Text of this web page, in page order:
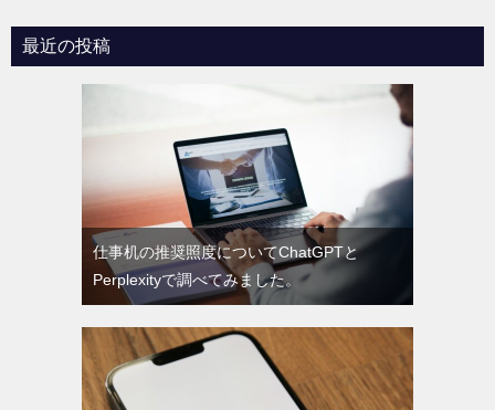
ョ
ン
最近の投稿
仕事机の推奨照度についてChatGPTと
Perplexityで調べてみました。